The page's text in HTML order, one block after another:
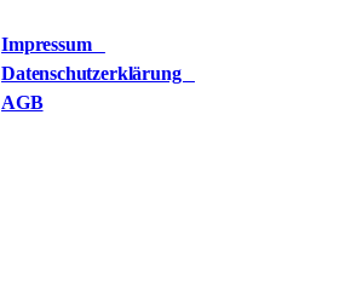
Impressum
Datenschutzerklärung
AGB